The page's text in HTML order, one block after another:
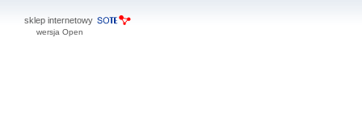
sklep internetowy
wersja Open